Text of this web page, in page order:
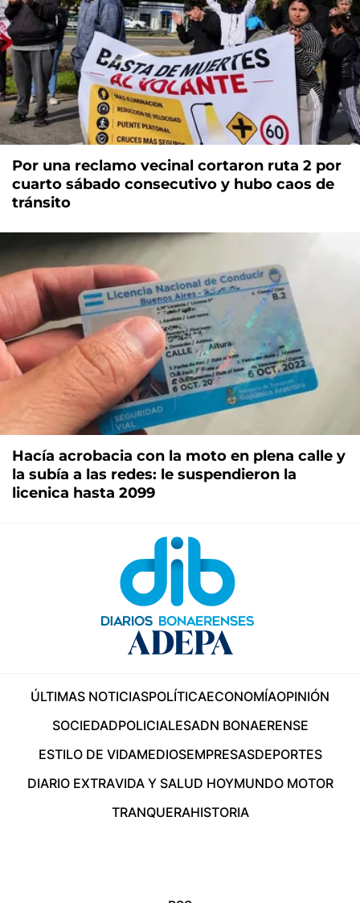
Por una reclamo vecinal cortaron ruta 2 por
cuarto sábado consecutivo y hubo caos de
tránsito
Hacía acrobacia con la moto en plena calle y
la subía a las redes: le suspendieron la
licenica hasta 2099
ÚLTIMAS NOTICIASPOLÍTICAECONOMÍAOPINIÓN
SOCIEDADPOLICIALESADN BONAERENSE
ESTILO DE VIDAMEDIOSEMPRESASDEPORTES
DIARIO EXTRAVIDA Y SALUD HOYMUNDO MOTOR
TRANQUERAHISTORIA